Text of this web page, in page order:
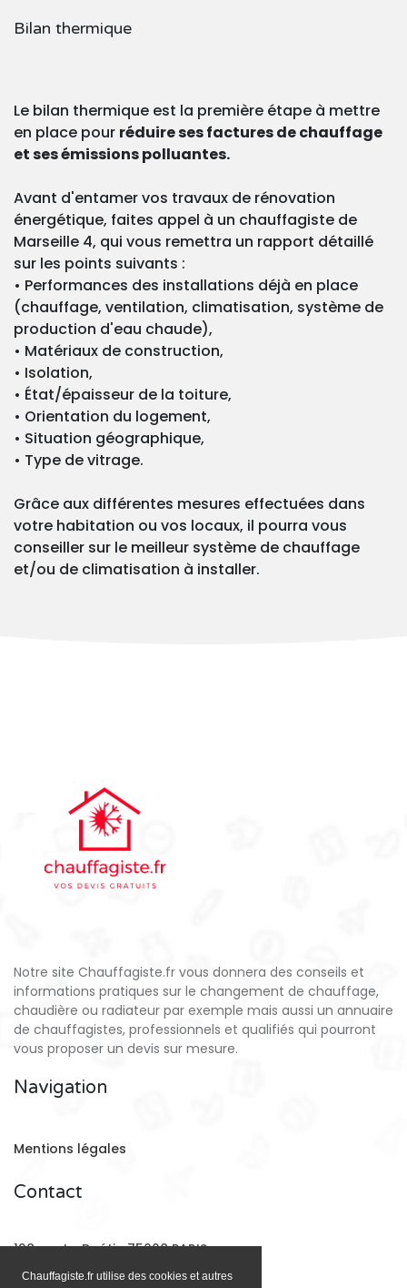
Chauffagiste.fr utilise des cookies et autres
Bilan thermique
Le bilan thermique est la première étape à mettre
en place pour réduire ses factures de chauffage
et ses émissions polluantes.
Avant d'entamer vos travaux de rénovation
énergétique, faites appel à un chauffagiste de
Marseille 4, qui vous remettra un rapport détaillé
sur les points suivants :
• Performances des installations déjà en place
(chauffage, ventilation, climatisation, système de
production d'eau chaude),
• Matériaux de construction,
• Isolation,
• État/épaisseur de la toiture,
• Orientation du logement,
• Situation géographique,
• Type de vitrage.
Grâce aux différentes mesures effectuées dans
votre habitation ou vos locaux, il pourra vous
conseiller sur le meilleur système de chauffage
et/ou de climatisation à installer.
Notre site Chauffagiste.fr vous donnera des conseils et
informations pratiques sur le changement de chauffage,
chaudière ou radiateur par exemple mais aussi un annuaire
de chauffagistes, professionnels et qualifiés qui pourront
vous proposer un devis sur mesure.
Navigation
Mentions légales
Contact
128 rue La Boétie 75008 PARIS